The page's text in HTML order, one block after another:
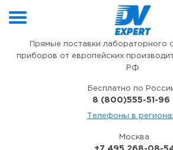
Прямые поставки лабораторного
приборов от европейских
РФ
Бесплатно по
8 (800)555-51-96
Телефоны в
Москва